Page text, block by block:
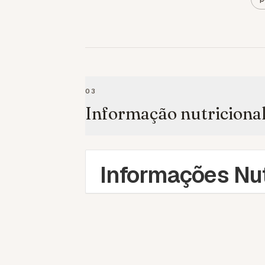
03
Informação
Informações